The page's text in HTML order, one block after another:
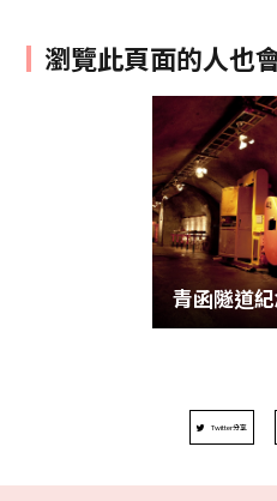
瀏覽此頁面的人也
青函隧道
Twitter分享